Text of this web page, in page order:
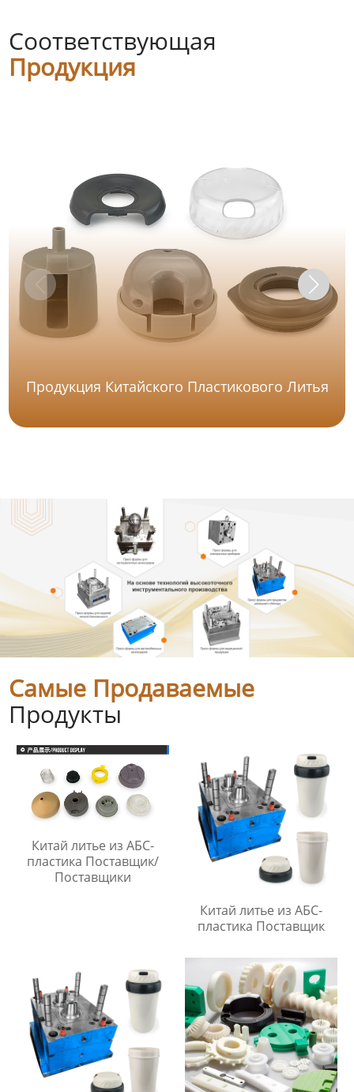
Соответствующая
Продукция
Продукция Китайского Пластикового Литья
Самые Продаваемые
Продукты
Китай литье из АБС-
пластика Поставщик/
Поставщики
Китай литье из АБС-
пластика Поставщик